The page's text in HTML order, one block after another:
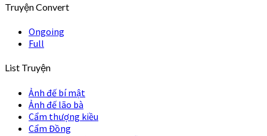
Truyện Convert
Ongoing
Full
List Truyện
Ảnh đế bí mật
Ảnh đế lão bà
Cẩm thượng kiều
Cẩm Đồng